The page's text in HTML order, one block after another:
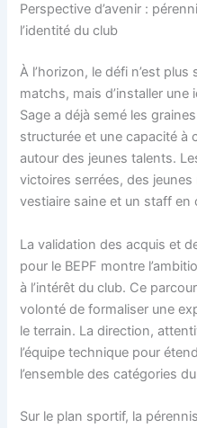
Perspective d’avenir :
l’identité du club
À l’horizon, le défi n’est
matchs, mais d’installer une
Sage a déjà semé les
structurée et une capacité à
autour des jeunes talents.
victoires serrées, des
vestiaire saine et un staff en
La validation des acquis et
pour le BEPF montre
à l’intérêt du club. Ce
volonté de formaliser une
le terrain. La direction,
l’équipe technique pour
l’ensemble des catégories
Sur le plan sportif, la